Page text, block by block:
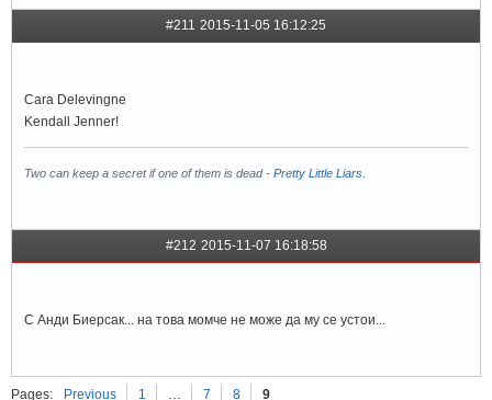
#211 2015-11-05 16:12:25
Cara Delevingne
Kendall Jenner!
Two can keep a secret if one of them is dead - Pretty Little Liars.
#212 2015-11-07 16:18:58
С Анди Биерсак... на това момче не може да му се устои...
Pages: Previous 1 … 7 8 9